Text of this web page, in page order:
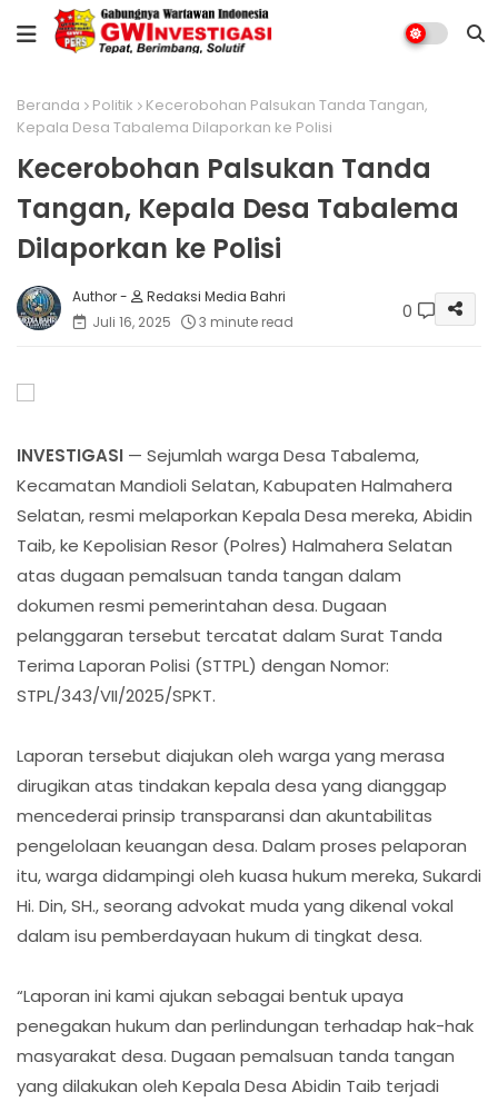
Beranda Politik
Kecerobohan Palsukan Tanda Tangan,
Kepala Desa Tabalema Dilaporkan ke Polisi
Kecerobohan Palsukan Tanda
Tangan, Kepala Desa Tabalema
Dilaporkan ke Polisi
Redaksi Media Bahri
Juli 16, 2025
3 minute read 0
INVESTIGASI — Sejumlah warga Desa Tabalema,
Kecamatan Mandioli Selatan, Kabupaten Halmahera
Selatan, resmi melaporkan Kepala Desa mereka, Abidin
Taib, ke Kepolisian Resor (Polres) Halmahera Selatan
atas dugaan pemalsuan tanda tangan dalam
dokumen resmi pemerintahan desa. Dugaan
pelanggaran tersebut tercatat dalam Surat Tanda
Terima Laporan Polisi (STTPL) dengan Nomor:
STPL/343/VII/2025/SPKT.
Laporan tersebut diajukan oleh warga yang merasa
dirugikan atas tindakan kepala desa yang dianggap
mencederai prinsip transparansi dan akuntabilitas
pengelolaan keuangan desa. Dalam proses pelaporan
itu, warga didampingi oleh kuasa hukum mereka, Sukardi
Hi. Din, SH., seorang advokat muda yang dikenal vokal
dalam isu pemberdayaan hukum di tingkat desa.
“Laporan ini kami ajukan sebagai bentuk upaya
penegakan hukum dan perlindungan terhadap hak-hak
masyarakat desa. Dugaan pemalsuan tanda tangan
yang dilakukan oleh Kepala Desa Abidin Taib terjadi